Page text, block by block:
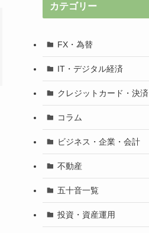
カテゴリー
FX・為替
IT・デジタル経済
クレジットカード・決済
コラム
ビジネス・企業・会計
不動産
五十音一覧
投資・資産運用